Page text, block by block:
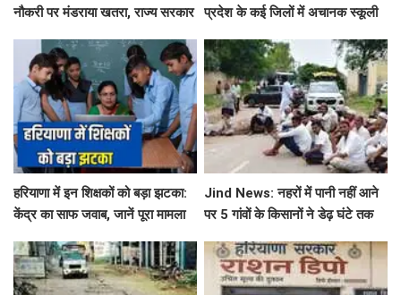
नौकरी पर मंडराया खतरा, राज्य सरकार
प्रदेश के कई जिलों में अचानक स्कूली
सटीक जानकारी
हरियाणा में इन शिक्षकों को बड़ा झटका:
केंद्र का साफ जवाब, जानें पूरा मामला
Jind News: नहरों में पानी नहीं आने
पर 5 गांवों के किसानों ने डेढ़ घंटे तक